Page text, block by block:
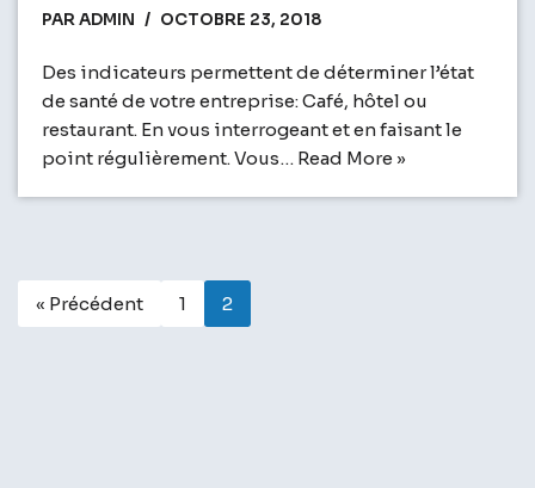
PARADMIN OCTOBRE 23, 2018
Des indicateurs permettent de déterminer l’état
de santé de votre entreprise: Café, hôtel ou
restaurant. En vous interrogeant et en faisant le
point régulièrement. Vous… Read More »
« Précédent 1 2